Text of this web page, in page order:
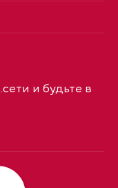
и будьте в